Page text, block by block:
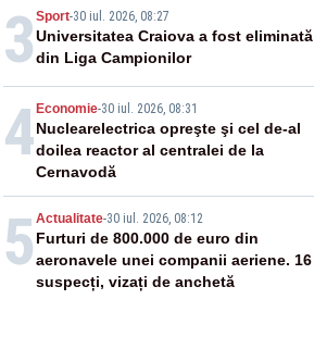
3 Sport-30 iul. 2026, 08:27
Universitatea Craiova a fost eliminată
din Liga Campionilor
4 Economie-30 iul. 2026, 08:31
Nuclearelectrica opreşte şi cel de-al
doilea reactor al centralei de la
Cernavodă
5 Actualitate-30 iul. 2026, 08:12
Furturi de 800.000 de euro din
aeronavele unei companii aeriene. 16
suspecți, vizați de anchetă